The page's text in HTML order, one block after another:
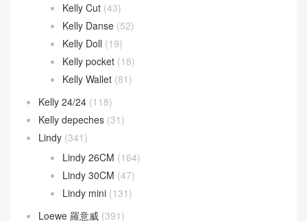
kelly
(1,383)
Kelly 25CM(728)
Kelly 28CM(350)
Kelly 32CM(55)
Kelly 35CM (6)
Kelly 40CM
Kelly Ado(21)
Kelly Cut
Kelly Danse (52)
Kelly Doll(19)
Kelly pocket(18)